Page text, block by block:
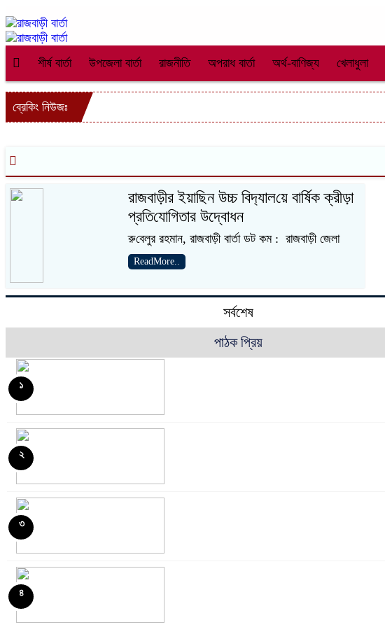
শীর্ষ বার্তা উপজেলা বার্তা রাজনীতি অপরাধ বার্তা অর্থ-বাণিজ্য খেলাধুলা
ব্রেকিং নিউজঃ
রাজবাড়ীর ইয়াছিন উচ্চ বিদ‌্যাল‌য়ে বা‌র্ষিক ক্রীড়‌া
প্রতি‌যোগিতার উদ্বোধন
রু‌বেলুর রহমান, রাজবাড়ী বার্তা ডট কম : রাজবাড়ী জেলা
ReadMore..
সর্বশেষ
পাঠক প্রিয়
১
২
৩
৪